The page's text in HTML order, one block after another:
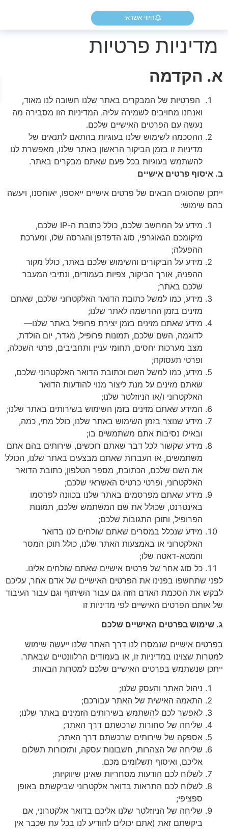
חיווי אשראי
פרטיות
הקדמה
הפרטיות של המבקרים באתר שלנו חשובה לנו מאוד,
ואנחנו מחויבים לשמירה עליה. המדיניות הזו מסבירה מה
נעשה עם הפרטים האישיים שלכם.
ההסכמה לשימוש שלנו בעוגיות בהתאם לתנאים של
מדיניות זו בזמן הביקור הראשון באתר שלנו, מאפשרת לנו
להשתמש בעוגיות בכל פעם שאתם מבקרים באתר.
פרטים אישיים
שהסוגים הבאים של פרטים אישיים ייאספו, יאוחסנו, ויעשה
שימוש:
מידע על המחשב שלכם, כולל כתובת ה-IP שלכם,
מיקומכם הגאוגרפי, סוג הדפדפן והגרסה שלו, ומערכת
ההפעלה;
מידע על הביקורים והשימוש שלכם באתר, כולל מקור
ההפניה, אורך הביקור, צפיות בעמודים, ונתיבי המעבר
שלכם באתר;
מידע, כמו למשל כתובת הדואר האלקטרוני שלכם, שאתם
מזינים בזמן ההרשמה לאתר שלנו;
מידע שאתם מזינים בזמן יצירת פרופיל באתר שלנו—
לדוגמה, השם שלכם, תמונות פרופיל, מגדר, יום הולדת,
מצב מערכות יחסים, תחומי עניין ותחביבים, פרטי השכלה,
ופרטי תעסוקה;
מידע, כמו למשל השם וכתובת הדואר האלקטרוני שלכם,
שאתם מזינים על מנת ליצור מנוי להודעות הדואר
האלקטרוני ו/או הניוזלטר שלנו;
המידע שאתם מזינים בזמן השימוש בשירותים באתר שלנו;
מידע שנוצר בזמן השימוש באתר שלנו, כולל מתי, כמה,
ובאילו נסיבות אתם משתמשים בו;
מידע שקשור לכל דבר שאתם רוכשים, שירותים בהם אתם
משתמשים, או העברות שאתם מבצעים באתר שלנו, הכולל
את השם שלכם, הכתובת, מספר הטלפון, כתובת הדואר
האלקטרוני, ופרטי כרטיס האשראי שלכם;
מידע שאתם מפרסמים באתר שלנו בכוונה לפרסמו
באינטרנט, שכולל את שם המשתמש שלכם, תמונות
הפרופיל, ותוכן התגובות שלכם;
מידע שנכלל במסרים שאתם שולחים לנו בדואר
האלקטרוני או באמצעות האתר שלנו, כולל תוכן המסר
והמטא-דאטה שלו;
כל סוג אחר של פרטים אישיים שאתם שולחים אלינו.
שתחשפו בפנינו את הפרטים האישיים של אדם אחר, עליכם
את הסכמת האדם הזה גם עבור השיתוף וגם עבור העיבוד
הפרטים האישיים לפי מדיניות זו
בפרטים האישיים שלכם
אישיים שנמסרו לנו דרך האתר שלנו ייעשה שימוש
שצוינו במדיניות זו, או בעמודים הרלוונטיים שבאתר.
שנשתמש בפרטים האישיים שלכם למטרות הבאות:
ניהול האתר והעסק שלנו;
התאמה האישית של האתר עבורכם;
לאפשר לכם להשתמש בשירותים הזמינים באתר שלנו;
שליחה של סחורות שרכשתם דרך האתר;
אספקה של שירותים שרכשתם דרך האתר;
שליחה של הצהרות, חשבונות עסקה, ותזכורות תשלום
אליכם, ואיסוף תשלומים מכם.
לשלוח לכם הודעות מסחריות שאינן שיווקיות;
לשלוח לכם התראות בדואר אלקטרוני שביקשתם באופן
ספציפי;
שליחה של הניוזלטר שלנו אליכם בדואר אלקטרוני, אם
ביקשתם זאת (אתם יכולים להודיע לנו בכל עת שכבר אין